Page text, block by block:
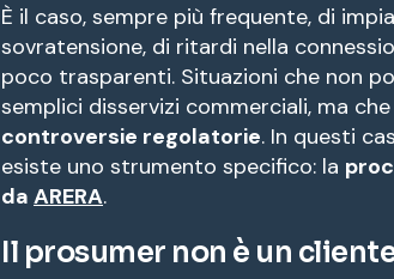
È il caso, sempre più frequente, di
sovratensione, di ritardi nella
poco trasparenti. Situazioni che non
semplici disservizi commerciali, ma
controversie regolatorie. In questi
esiste uno strumento specifico: la
da ARERA.
Il prosumer non è un